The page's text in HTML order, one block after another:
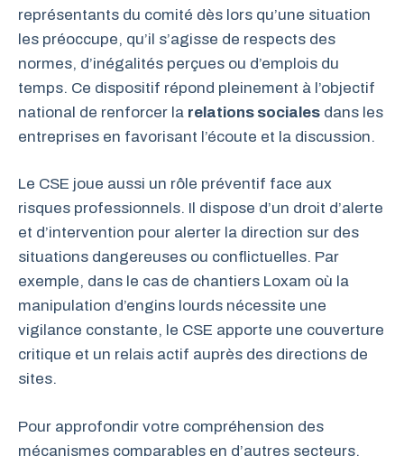
représentants du comité dès lors qu’une situation
les préoccupe, qu’il s’agisse de respects des
normes, d’inégalités perçues ou d’emplois du
temps. Ce dispositif répond pleinement à l’objectif
national de renforcer la relations sociales dans les
entreprises en favorisant l’écoute et la discussion.
Le CSE joue aussi un rôle préventif face aux
risques professionnels. Il dispose d’un droit d’alerte
et d’intervention pour alerter la direction sur des
situations dangereuses ou conflictuelles. Par
exemple, dans le cas de chantiers Loxam où la
manipulation d’engins lourds nécessite une
vigilance constante, le CSE apporte une couverture
critique et un relais actif auprès des directions de
sites.
Pour approfondir votre compréhension des
mécanismes comparables en d’autres secteurs,